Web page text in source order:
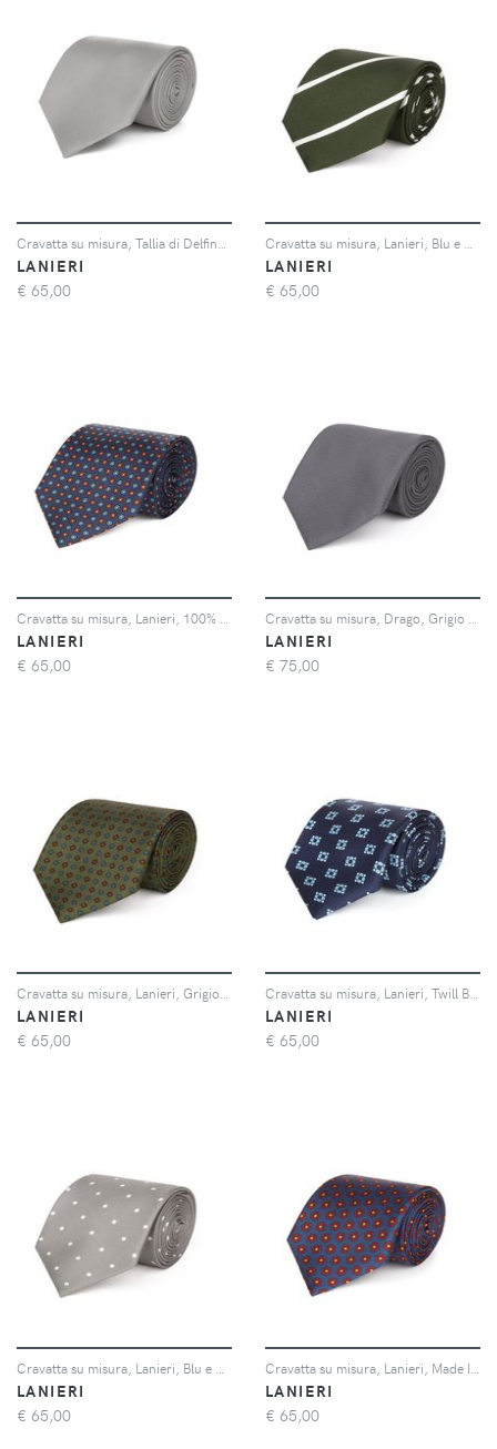
LANIERI
€ 65,00
LANIERI
€ 65,00
LANIERI
€ 65,00
LANIERI
€ 75,00
LANIERI
€ 65,00
LANIERI
€ 65,00
LANIERI
€ 65,00
LANIERI
€ 65,00